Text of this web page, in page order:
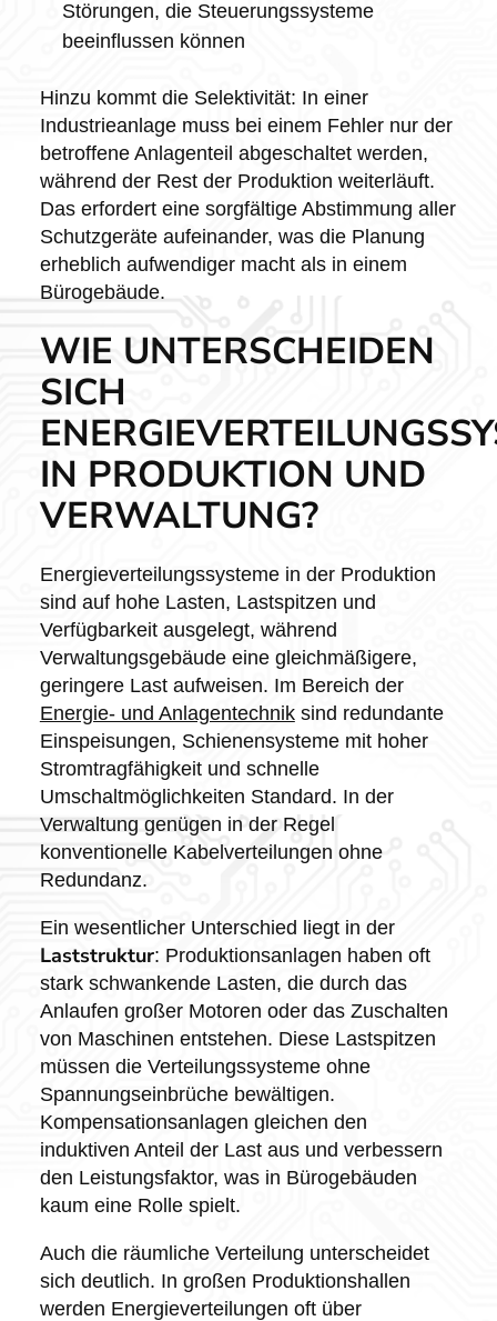
Störungen, die Steuerungssysteme
beeinflussen können
Hinzu kommt die Selektivität: In einer
Industrieanlage muss bei einem Fehler nur der
betroffene Anlagenteil abgeschaltet werden,
während der Rest der Produktion weiterläuft.
Das erfordert eine sorgfältige Abstimmung aller
Schutzgeräte aufeinander, was die Planung
erheblich aufwendiger macht als in einem
Bürogebäude.
WIE UNTERSCHEIDEN
SICH
IN PRODUKTION UND
VERWALTUNG?
Energieverteilungssysteme in der Produktion
sind auf hohe Lasten, Lastspitzen und
Verfügbarkeit ausgelegt, während
Verwaltungsgebäude eine gleichmäßigere,
geringere Last aufweisen. Im Bereich der
Energie- und Anlagentechniksind redundante
Einspeisungen, Schienensysteme mit hoher
Stromtragfähigkeit und schnelle
Umschaltmöglichkeiten Standard. In der
Verwaltung genügen in der Regel
konventionelle Kabelverteilungen ohne
Redundanz.
Ein wesentlicher Unterschied liegt in der
Laststruktur: Produktionsanlagen haben oft
stark schwankende Lasten, die durch das
Anlaufen großer Motoren oder das Zuschalten
von Maschinen entstehen. Diese Lastspitzen
müssen die Verteilungssysteme ohne
Spannungseinbrüche bewältigen.
Kompensationsanlagen gleichen den
induktiven Anteil der Last aus und verbessern
den Leistungsfaktor, was in Bürogebäuden
kaum eine Rolle spielt.
Auch die räumliche Verteilung unterscheidet
sich deutlich. In großen Produktionshallen
werden Energieverteilungen oft über